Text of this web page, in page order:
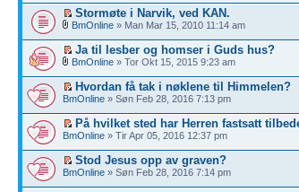
Stormøte i Narvik, ved KAN.
BmOnline » Man Mar 15, 2010 11:14 am
Ja til lesber og homser i Guds hus?
BmOnline » Tor Okt 15, 2015 9:23 am
Hvordan få tak i nøklene til Himmelen?
BmOnline » Søn Feb 28, 2016 7:13 pm
På hvilket sted har Herren fastsatt
BmOnline » Tir Apr 05, 2016 12:37 pm
Stod Jesus opp av graven?
BmOnline » Søn Feb 28, 2016 7:14 pm